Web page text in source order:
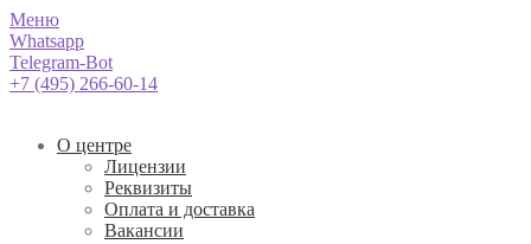
Меню
Whatsapp
Telegram-Bot
+7 (495) 266-60-14
О центре
Лицензии
Реквизиты
Оплата и доставка
Вакансии